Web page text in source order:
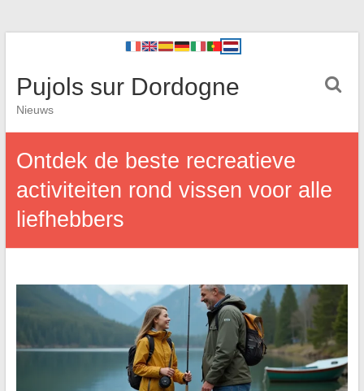
Pujols sur Dordogne
Nieuws
Ontdek de beste recreatieve
activiteiten rond vissen voor alle
liefhebbers